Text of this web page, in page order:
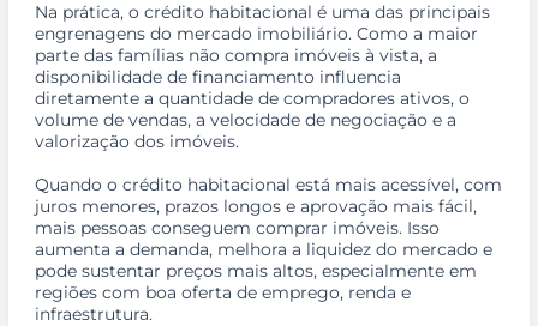
Na prática, o crédito habitacional é uma das principais
engrenagens do mercado imobiliário. Como a maior
parte das famílias não compra imóveis à vista, a
disponibilidade de financiamento influencia
diretamente a quantidade de compradores ativos, o
volume de vendas, a velocidade de negociação e a
valorização dos imóveis.
Quando o crédito habitacional está mais acessível, com
juros menores, prazos longos e aprovação mais fácil,
mais pessoas conseguem comprar imóveis. Isso
aumenta a demanda, melhora a liquidez do mercado e
pode sustentar preços mais altos, especialmente em
regiões com boa oferta de emprego, renda e
infraestrutura.